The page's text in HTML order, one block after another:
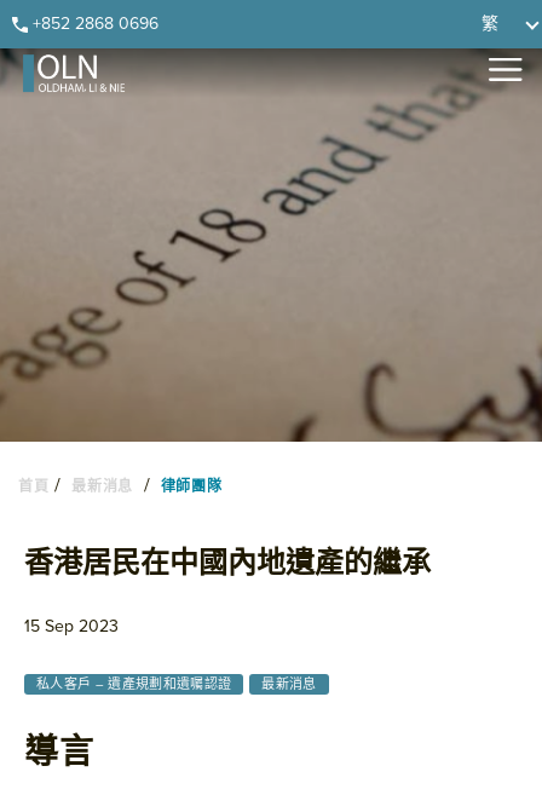
Skip
to
primary
Skip
to
main
Skip
to
primary
Skip
to
footer
+852 2868 0696 繁
首頁 / 最新消息 / 律師團隊
香港居民在中國內地遺產的繼承
15 Sep 2023
私人客戶 – 遺產規劃和遺囑認證 最新消息
導言